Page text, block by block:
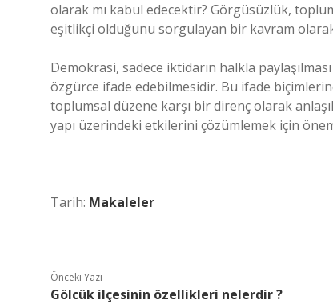
olarak mı kabul edecektir? Görgüsüzlük,
eşitlikçi olduğunu sorgulayan bir kavram olarak
Demokrasi, sadece iktidarın halkla
özgürce ifade edebilmesidir. Bu ifade
toplumsal düzene karşı bir direnç olarak
yapı üzerindeki etkilerini çözümlemek için
Tarih: Makaleler
Önceki Yazı
Gölcük ilçesinin özellikleri nelerdir ?